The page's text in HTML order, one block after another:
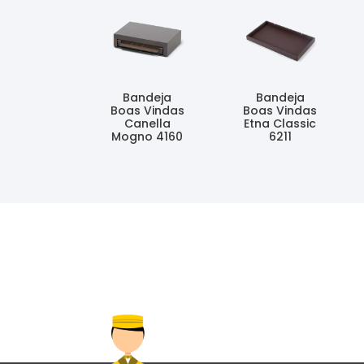
Bandeja
Boas Vindas
Canella
Mogno 4160
Bandeja
Boas Vindas
Etna Classic
6211